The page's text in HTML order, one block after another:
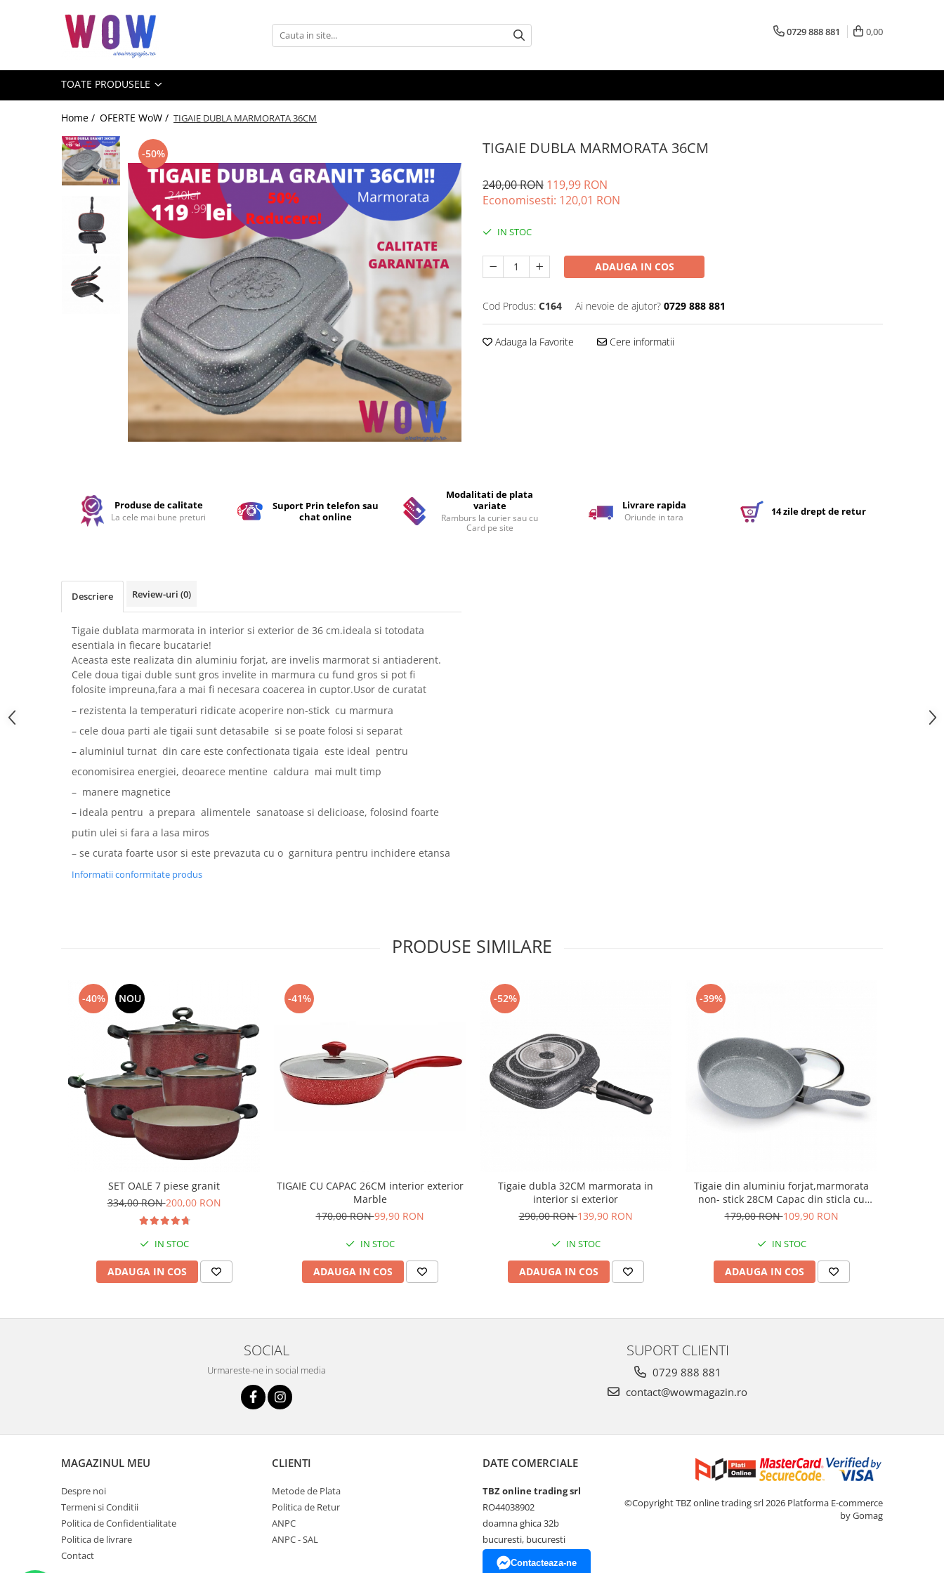
Toate Produsele
Accesorii Bucatarie
OFERTE WoW
Diverse produse
Audio-Video & Foto
Ingrijire personala
PACHETE PROMO
0729 888 881 0,00
TOATE PRODUSELE
Home / OFERTE WoW / TIGAIE DUBLA MARMORATA 36CM
TIGAIE DUBLA MARMORATA 36CM
-50%
240,00 RON 119,99 RON
Economisesti: 120,01 RON
IN STOC
ADAUGA IN COS
Cod Produs: C164 Ai nevoie de ajutor? 0729 888 881
Adauga la Favorite Cere informatii
Produse de calitate
La cele mai bune preturi
Suport Prin telefon sau
chat online
Modalitati de plata
variate
Ramburs la curier sau cu
Card pe site
Livrare rapida
Oriunde in tara 14 zile drept de retur
Descriere Review-uri (0)
Tigaie dublata marmorata in interior si exterior de 36 cm.ideala si totodata
esentiala in fiecare bucatarie!
Aceasta este realizata din aluminiu forjat, are invelis marmorat si antiaderent.
Cele doua tigai duble sunt gros invelite in marmura cu fund gros si pot fi
folosite impreuna,fara a mai fi necesara coacerea in cuptor.Usor de curatat
– rezistenta la temperaturi ridicate acoperire non-stick cu marmura
– cele doua parti ale tigaii sunt detasabile si se poate folosi si separat
– aluminiul turnat din care este confectionata tigaia este ideal pentru
economisirea energiei, deoarece mentine caldura mai mult timp
– manere magnetice
– ideala pentru a prepara alimentele sanatoase si delicioase, folosind foarte
putin ulei si fara a lasa miros
– se curata foarte usor si este prevazuta cu o garnitura pentru inchidere etansa
Informatii conformitate produs
PRODUSE SIMILARE
-40% NOU
SET OALE 7 piese granit
334,00 RON200,00 RON
IN STOC
ADAUGA IN COS
-41%
TIGAIE CU CAPAC 26CM interior exterior
Marble
170,00 RON99,90 RON
IN STOC
ADAUGA IN COS
-52%
Tigaie dubla 32CM marmorata in
interior si exterior
290,00 RON139,90 RON
IN STOC
ADAUGA IN COS
-39%
Tigaie din aluminiu forjat,marmorata
non- stick 28CM Capac din sticla cu
orificiu pentru eliberarea aburului
179,00 RON109,90 RON
IN STOC
ADAUGA IN COS
SOCIAL
Urmareste-ne in social media
SUPORT CLIENTI
0729 888 881
contact@wowmagazin.ro
MAGAZINUL MEU
Despre noi
Termeni si Conditii
Politica de Confidentialitate
Politica de livrare
Contact
CLIENTI
Metode de Plata
Politica de Retur
ANPC
ANPC - SAL
DATE COMERCIALE
TBZ online trading srl
RO44038902
doamna ghica 32b
bucuresti, bucuresti
Contacteaza-ne
©Copyright TBZ online trading srl 2026 Platforma E-commerce
by Gomag